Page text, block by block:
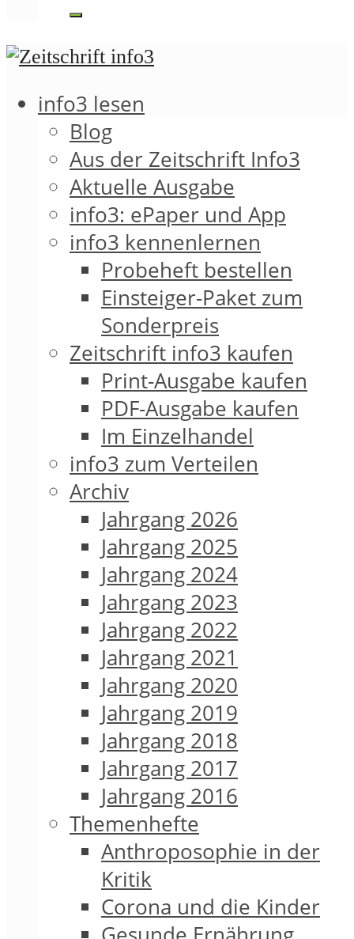
info3 lesen
Blog
Aus der Zeitschrift Info3
Aktuelle Ausgabe
info3: ePaper und App
info3 kennenlernen
Probeheft bestellen
Einsteiger-Paket zum
Sonderpreis
Zeitschrift info3 kaufen
Print-Ausgabe kaufen
PDF-Ausgabe kaufen
Im Einzelhandel
info3 zum Verteilen
Archiv
Jahrgang 2026
Jahrgang 2025
Jahrgang 2024
Jahrgang 2023
Jahrgang 2022
Jahrgang 2021
Jahrgang 2020
Jahrgang 2019
Jahrgang 2018
Jahrgang 2017
Jahrgang 2016
Themenhefte
Anthroposophie in der
Kritik
Corona und die Kinder